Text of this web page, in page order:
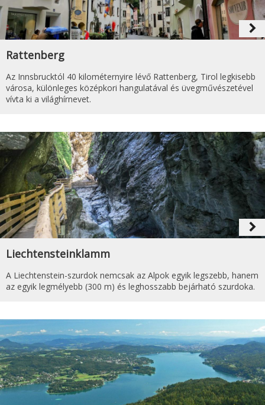
navigate_next
Rattenberg
Az Innsbrucktól 40 kilométernyire lévő Rattenberg, Tirol legkisebb
városa, különleges középkori hangulatával és üvegművészetével
vívta ki a világhírnevet.
navigate_next
Liechtensteinklamm
A Liechtenstein-szurdok nemcsak az Alpok egyik legszebb, hanem
az egyik legmélyebb (300 m) és leghosszabb bejárható szurdoka.